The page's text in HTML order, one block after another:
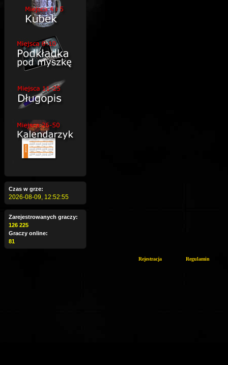
Czas w grze:
2026-08-09, 12:52:56
Zarejestrowanych graczy:
126 225
Graczy online:
81
Rejestracja Regulamin